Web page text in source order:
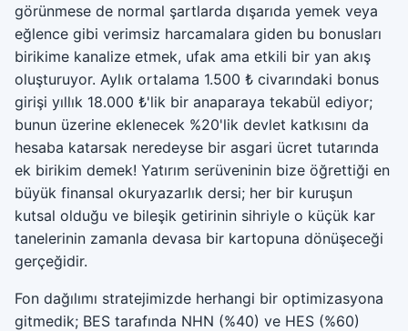
görünmese de normal şartlarda dışarıda yemek veya
eğlence gibi verimsiz harcamalara giden bu bonusları
birikime kanalize etmek, ufak ama etkili bir yan akış
oluşturuyor. Aylık ortalama 1.500 ₺ civarındaki bonus
girişi yıllık 18.000 ₺'lik bir anaparaya tekabül ediyor;
bunun üzerine eklenecek %20'lik devlet katkısını da
hesaba katarsak neredeyse bir asgari ücret tutarında
ek birikim demek! Yatırım serüveninin bize öğrettiği en
büyük finansal okuryazarlık dersi; her bir kuruşun
kutsal olduğu ve bileşik getirinin sihriyle o küçük kar
tanelerinin zamanla devasa bir kartopuna dönüşeceği
gerçeğidir.
Fon dağılımı stratejimizde herhangi bir optimizasyona
gitmedik; BES tarafında NHN (%40) ve HES (%60)